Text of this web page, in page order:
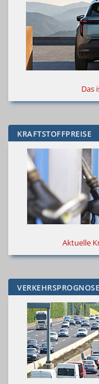
Das
KRAFTSTOFFPREISE
Aktuelle
VERKEHRSPROGNOSE